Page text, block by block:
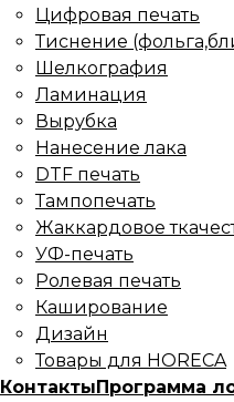
Цифровая печать
Тиснение
Шелкография
Ламинация
Вырубка
Нанесение лака
DTF печать
Тампопечать
Жаккардовое
УФ-печать
Ролевая печать
Каширование
Дизайн
Товары для HORECA
КонтактыПрограмма